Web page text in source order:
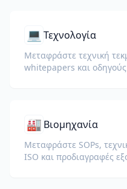
💻 Τεχνολογία
Μεταφράστε τεχνική
whitepapers και
🏭 Βιομηχανία
Μεταφράστε SOPs,
ISO και προδιαγραφές